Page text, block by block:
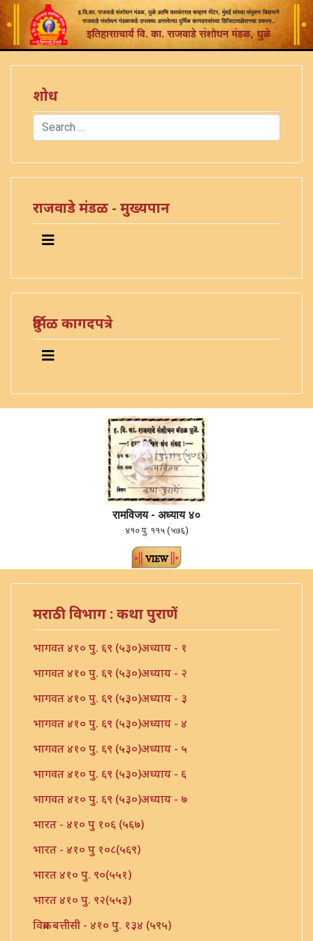
शोध
Search
राजवाडे मंडळ - मुख्यपान
दुर्मिळ कागदपत्रे
रामविजय - अध्याय ४०
४१० पु. ११५ (५७६)
मराठी विभाग : कथा पुराणें
भागवत ४१० पु. ६९ (५३०)अध्याय - १
भागवत ४१० पु. ६९ (५३०)अध्याय - २
भागवत ४१० पु. ६९ (५३०)अध्याय - ३
भागवत ४१० पु. ६९ (५३०)अध्याय - ४
भागवत ४१० पु. ६९ (५३०)अध्याय - ५
भागवत ४१० पु. ६९ (५३०)अध्याय - ६
भागवत ४१० पु. ६९ (५३०)अध्याय - ७
भारत - ४१० पु १०६ (५६७)
भारत - ४१० पु १०८(५६९)
भारत ४१० पु. ९०(५५१)
भारत ४१० पु. ९२(५५३)
विक्रम बत्तीसी - ४१० पु. १३४ (५९५)